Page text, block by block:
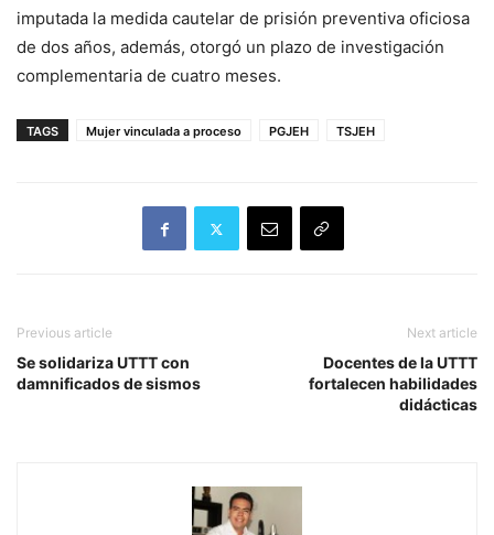
imputada la medida cautelar de prisión preventiva oficiosa
de dos años, además, otorgó un plazo de investigación
complementaria de cuatro meses.
TAGS Mujer vinculada a proceso PGJEH TSJEH
Previous article
Se solidariza UTTT con
damnificados de sismos
Next article
Docentes de la UTTT
fortalecen habilidades
didácticas